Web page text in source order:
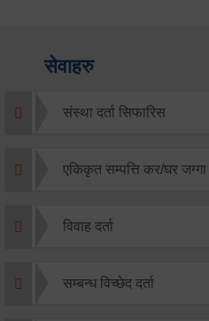
सेवाहरु
संस्था दर्ता सिफारिस
एकिकृत सम्पत्ति कर/घर
विवाह दर्ता
सम्बन्ध विच्छेद दर्ता